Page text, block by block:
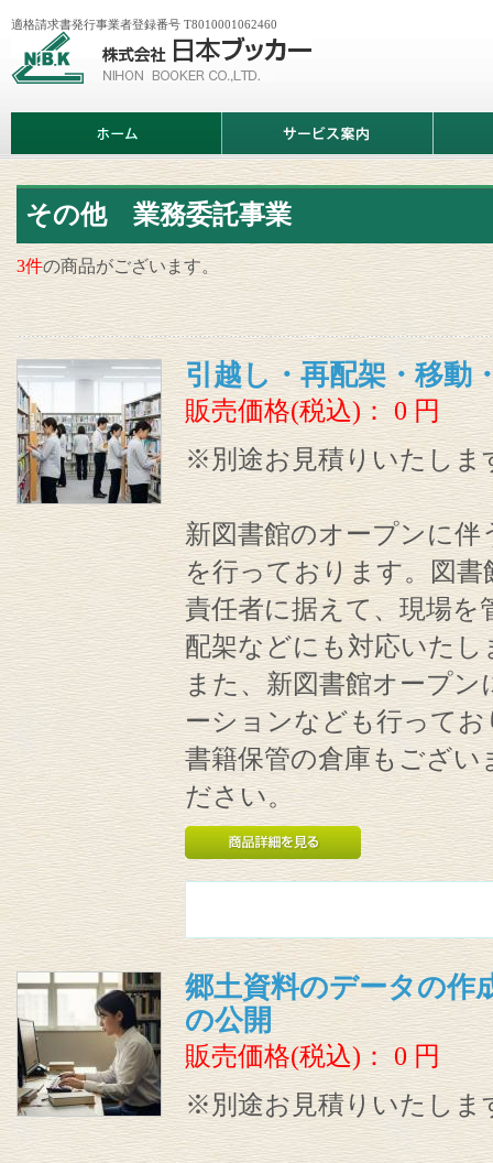
会
日
ッ
カ
適格請求書発行事業者登録番号 T8010001062460
ム
ビ
案
内
情
その他 業務委託事業
3件の商品がございます。
引越し・再配架・移動
販売価格(税込)：0円
※別途お見積りいたしま
新図書館のオープンに伴
を行っております。図
責任者に据えて、現場
配架などにも対応いたし
また、新図書館オープ
ーションなども行ってお
書籍保管の倉庫もござ
ださい。
郷土資料のデータの作
の公開
販売価格(税込)：0円
※別途お見積りいたしま